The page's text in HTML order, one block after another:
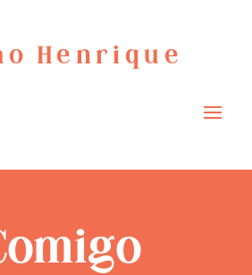
Henrique